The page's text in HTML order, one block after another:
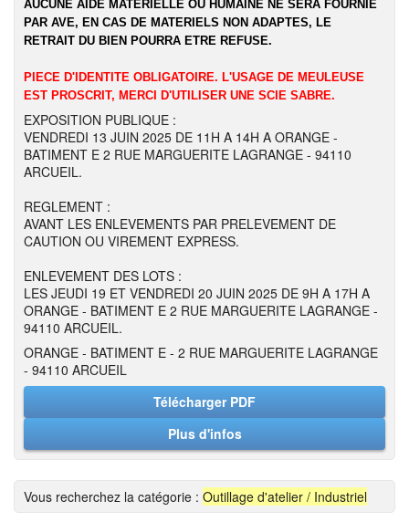
AUCUNE AIDE MATERIELLE OU HUMAINE NE SERA FOURNIE
PAR AVE, EN CAS DE MATERIELS NON ADAPTES, LE
RETRAIT DU BIEN POURRA ETRE REFUSE.
PIECE D'IDENTITE OBLIGATOIRE. L'USAGE DE MEULEUSE
EST PROSCRIT, MERCI D'UTILISER UNE SCIE SABRE.
EXPOSITION PUBLIQUE :
VENDREDI 13 JUIN 2025 DE 11H A 14H A ORANGE -
BATIMENT E 2 RUE MARGUERITE LAGRANGE - 94110
ARCUEIL.
REGLEMENT :
AVANT LES ENLEVEMENTS PAR PRELEVEMENT DE
CAUTION OU VIREMENT EXPRESS.
ENLEVEMENT DES LOTS :
LES JEUDI 19 ET VENDREDI 20 JUIN 2025 DE 9H A 17H A
ORANGE - BATIMENT E 2 RUE MARGUERITE LAGRANGE -
94110 ARCUEIL.
ORANGE - BATIMENT E - 2 RUE MARGUERITE LAGRANGE
- 94110 ARCUEIL
Télécharger PDF
Plus d'infos
Vous recherchez la catégorie : Outillage d'atelier / Industriel